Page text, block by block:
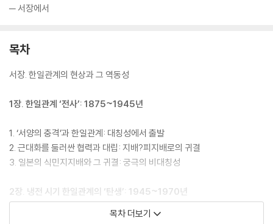
─ 서장에서
목차
서장. 한일관계의 현상과 그 역동성
1장. 한일관계 ‘전사’: 1875~1945년
1. ‘서양의 충격’과 한일관계: 대칭성에서 출발
2. 근대화를 둘러싼 협력과 대립: 지배?피지배로의 귀결
3. 일본의 식민지지배와 그 귀결: 궁극의 비대칭성
2장. 냉전 시기 한일관계의 ‘탄생’: 1945~1970년
목차 더보기